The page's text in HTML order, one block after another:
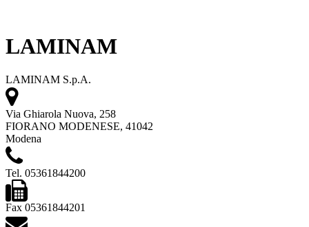
LAMINAM
LAMINAM S.p.A.
Via Ghiarola Nuova, 258
FIORANO MODENESE, 41042
Modena
Tel. 05361844200
Fax 05361844201